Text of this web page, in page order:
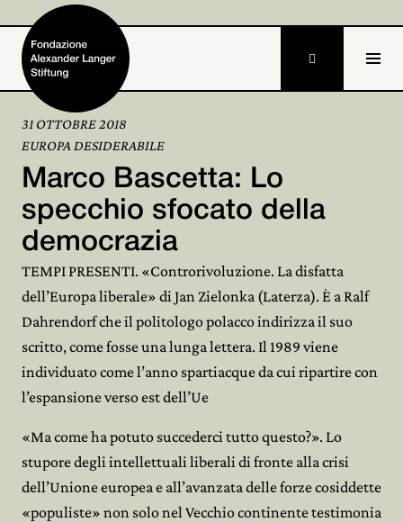
Home
Fondazione
Attività e progetti
Alexander Langer
Archivio
Partecipa

31 OTTOBRE 2018
EUROPA DESIDERABILE
Marco Bascetta: Lo
specchio sfocato della
democrazia
TEMPI PRESENTI. «Controrivoluzione. La disfatta
dell’Europa liberale» di Jan Zielonka (Laterza). È a Ralf
Dahrendorf che il politologo polacco indirizza il suo
scritto, come fosse una lunga lettera. Il 1989 viene
individuato come l’anno spartiacque da cui ripartire con
l’espansione verso est dell’Ue
«Ma come ha potuto succederci tutto questo?». Lo
stupore degli intellettuali liberali di fronte alla crisi
dell’Unione europea e all’avanzata delle forze cosiddette
«populiste» non solo nel Vecchio continente testimonia